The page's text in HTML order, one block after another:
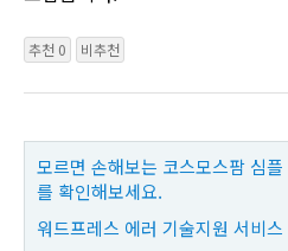
추천 0 비추천
모르면 손해보는 코스모스팜 심
를 확인해보세요.
워드프레스 에러 기술지원 서비